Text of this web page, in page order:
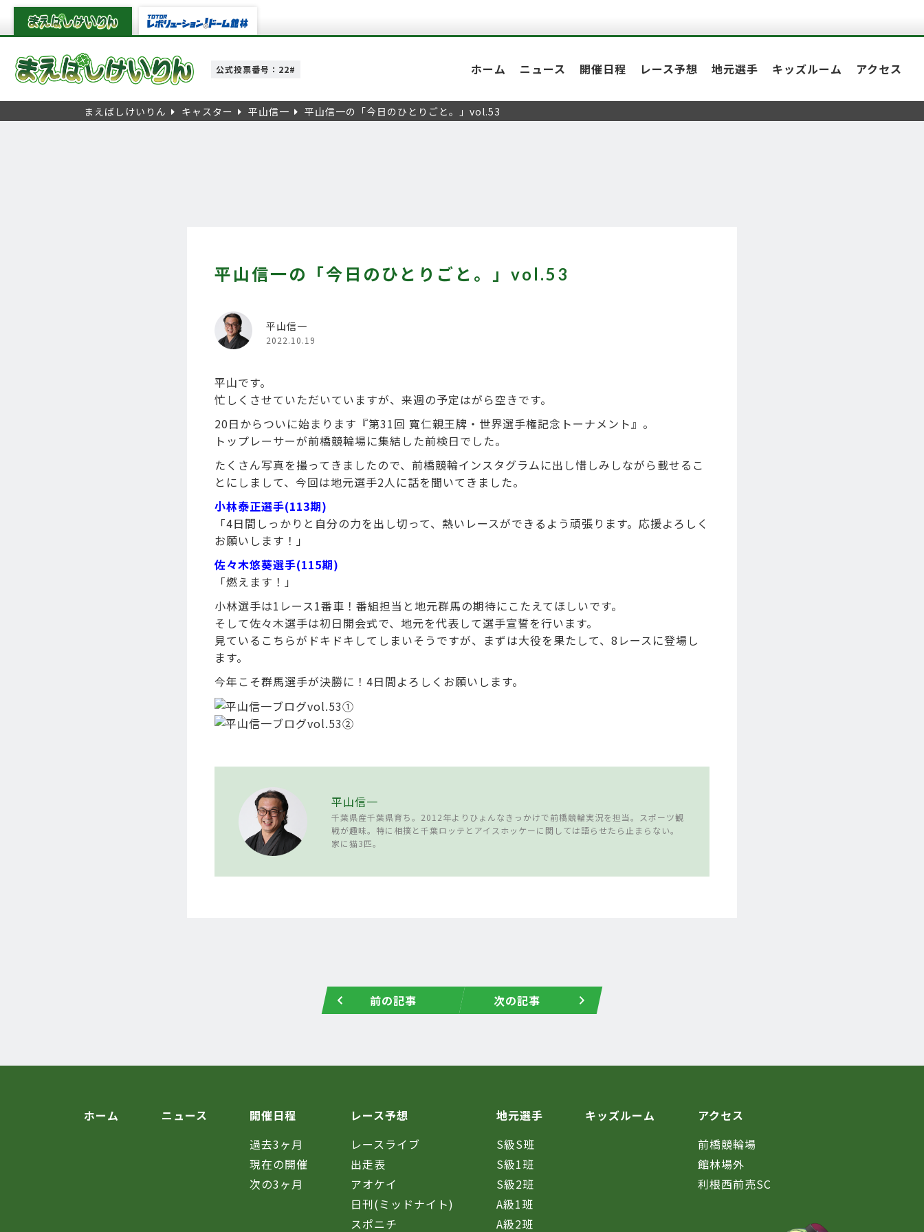
公式投票番号：22# ホーム ニュース 開催日程 レース予想 地元選手 キッズルーム アクセス
まえばしけいりん キャスター 平山信一 平山信一の「今日のひとりごと。」vol.53
平山信一の「今日のひとりごと。」vol.53
平山信一
2022.10.19
平山です。
忙しくさせていただいていますが、来週の予定はがら空きです。
20日からついに始まります『第31回 寬仁親王牌・世界選手権記念トーナメント』。
トップレーサーが前橋競輪場に集結した前検日でした。
たくさん写真を撮ってきましたので、前橋競輪インスタグラムに出し惜しみしながら載せるこ
とにしまして、今回は地元選手2人に話を聞いてきました。
小林泰正選手(113期)
「4日間しっかりと自分の力を出し切って、熱いレースができるよう頑張ります。応援よろしく
お願いします！」
佐々木悠葵選手(115期)
「燃えます！」
小林選手は1レース1番車！番組担当と地元群馬の期待にこたえてほしいです。
そして佐々木選手は初日開会式で、地元を代表して選手宣誓を行います。
見ているこちらがドキドキしてしまいそうですが、まずは大役を果たして、8レースに登場し
ます。
今年こそ群馬選手が決勝に！4日間よろしくお願いします。
平山信一
千葉県産千葉県育ち。2012年よりひょんなきっかけで前橋競輪実況を担当。スポーツ観
戦が趣味。特に相撲と千葉ロッテとアイスホッケーに関しては語らせたら止まらない。
家に猫3匹。
前の記事 次の記事
ホーム ニュース
開催日程
過去3ヶ月
現在の開催
次の3ヶ月
レース予想
レースライブ
出走表
アオケイ
日刊(ミッドナイト)
スポニチ
地元選手
S級S班
S級1班
S級2班
A級1班
A級2班
キッズルーム
アクセス
前橋競輪場
館林場外
利根西前売SC